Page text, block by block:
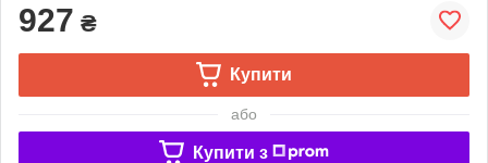
927 ₴
Купити
або
Купити з